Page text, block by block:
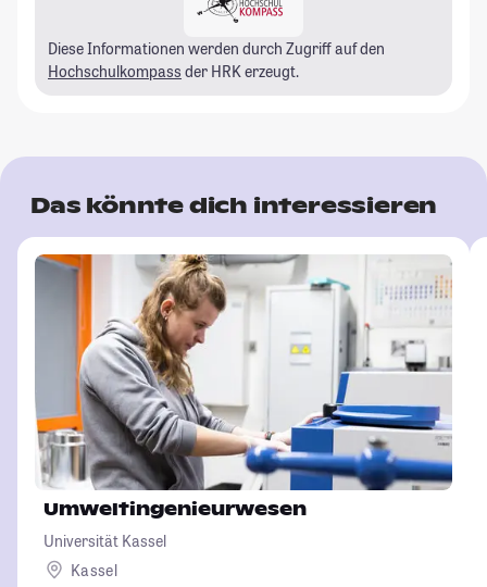
Diese Informationen werden durch Zugriff auf den
Hochschulkompass der HRK erzeugt.
Das könnte dich interessieren
Umweltingenieurwesen
Universität Kassel
Kassel